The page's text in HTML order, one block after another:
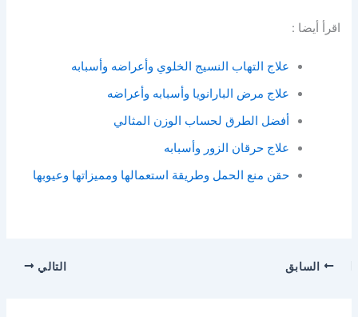
اقرأ أيضا :
علاج التهاب النسيج الخلوي وأعراضه وأسبابه
علاج مرض البارانويا وأسبابه وأعراضه
أفضل الطرق لحساب الوزن المثالي
علاج حرقان الزور وأسبابه
حقن منع الحمل وطريقة استعمالها ومميزاتها وعيوبها
السابق التالي